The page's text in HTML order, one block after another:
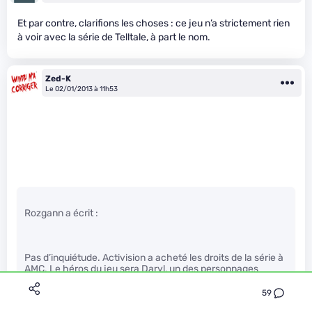
59
Et par contre, clarifions les choses : ce jeu n’a strictement rien
à voir avec la série de Telltale, à part le nom.
Zed-K
Le 02/01/2013 à 11h53
Rozgann a écrit :
Pas d’inquiétude. Activision a acheté les droits de la série à
AMC. Le héros du jeu sera Daryl, un des personnages
“badass” sans grand intérêt qu’ils ont ajoutés à la série pour
que les ados accrochent mieux.